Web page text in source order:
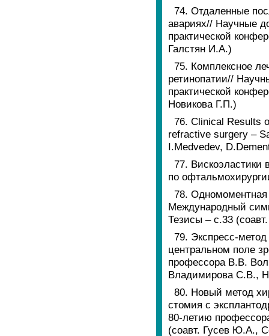
74. Отдаленные
авариях// Научные
практической
Галстян И.А.)
75. Комплексное
ретинопатии//
практической
Новикова Г.П.)
76. Clinical Results
refractive surgery –
I.Medvedev,
77.
по
78. Одномоментная
Международный
Тезисы – с.33
79. Экспресс-
центральном поле
профессора В.В.
Владимирова С.В.,
80. Новый метод
стомия с
80-летию
(соавт. Гусев Ю.А.,